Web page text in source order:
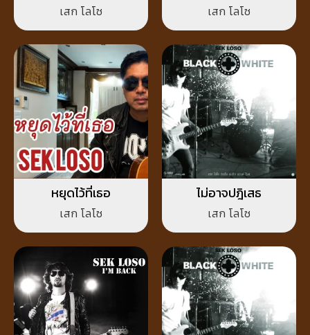
เสก โลโซ เสก โลโซ
หยุดไว้ที่เธอ
เสก โลโซ
ไม่อาจปฎิเสธ
เสก โลโซ